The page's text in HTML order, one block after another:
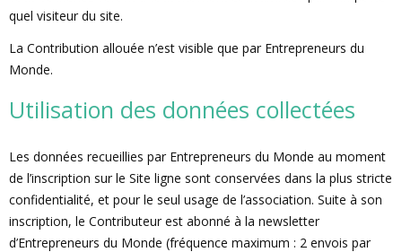
quel visiteur du site.
La Contribution allouée n’est visible que par Entrepreneurs du
Monde.
Utilisation des données collectées
Les données recueillies par Entrepreneurs du Monde au moment
de l’inscription sur le Site ligne sont conservées dans la plus stricte
confidentialité, et pour le seul usage de l’association. Suite à son
inscription, le Contributeur est abonné à la newsletter
d’Entrepreneurs du Monde (fréquence maximum : 2 envois par